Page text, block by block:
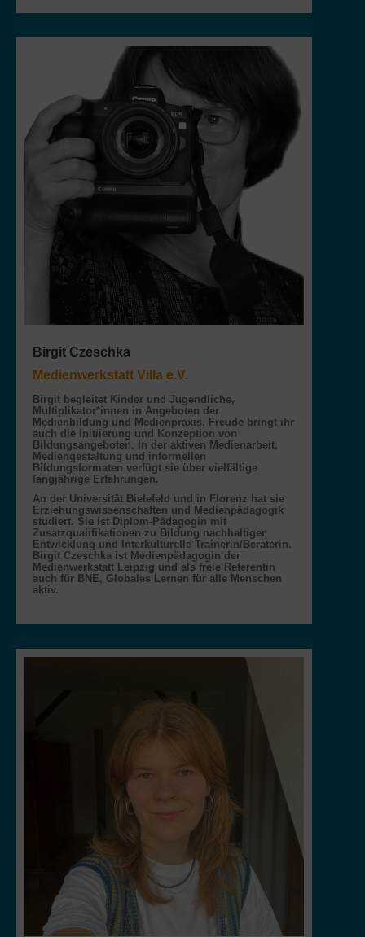
Birgit Czeschka
Medienwerkstatt Villa e.V.
Birgit begleitet Kinder und Jugendliche,
Multiplikator*innen in Angeboten der
Medienbildung und Medienpraxis. Freude bringt ihr
auch die Initiierung und Konzeption von
Bildungsangeboten. In der aktiven Medienarbeit,
Mediengestaltung und informellen
Bildungsformaten verfügt sie über vielfältige
langjährige Erfahrungen.
An der Universität Bielefeld und in Florenz hat sie
Erziehungswissenschaften und Medienpädagogik
studiert. Sie ist Diplom-Pädagogin mit
Zusatzqualifikationen zu Bildung nachhaltiger
Entwicklung und Interkulturelle Trainerin/Beraterin.
Birgit Czeschka ist Medienpädagogin der
Medienwerkstatt Leipzig und als freie Referentin
auch für BNE, Globales Lernen für alle Menschen
aktiv.